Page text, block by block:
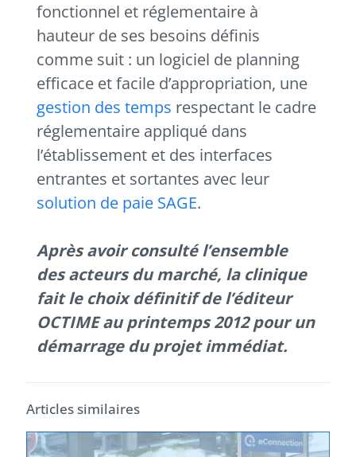
fonctionnel et réglementaire à
hauteur de ses besoins définis
comme suit : un logiciel de planning
efficace et facile d’appropriation, une
gestion des temps respectant le cadre
réglementaire appliqué dans
l’établissement et des interfaces
entrantes et sortantes avec leur
solution de paie SAGE.
Après avoir consulté l’ensemble
des acteurs du marché, la clinique
fait le choix définitif de l’éditeur
OCTIME au printemps 2012 pour un
démarrage du projet immédiat.
Articles similaires